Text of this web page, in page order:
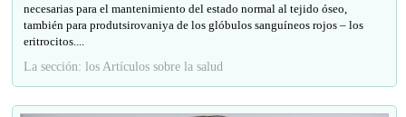
necesarias para el mantenimiento del estado normal al tejido óseo,
también para produtsirovaniya de los glóbulos sanguíneos rojos – los
eritrocitos....
La sección: los Artículos sobre la salud